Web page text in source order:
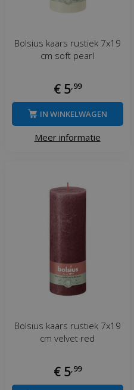
Bolsius kaars rustiek 7x19
cm soft pearl
€ 5 99
Meer informatie
IN WINKELWAGEN
Bolsius kaars rustiek 7x19
cm velvet red
€ 5 99